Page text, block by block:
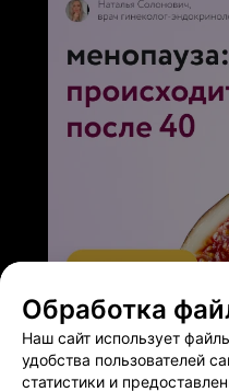
ЭФФЕКТИВНАЯ РЕКЛАМА НА
Обработка
Наш сайт использует
удобства пользователей
статистики и